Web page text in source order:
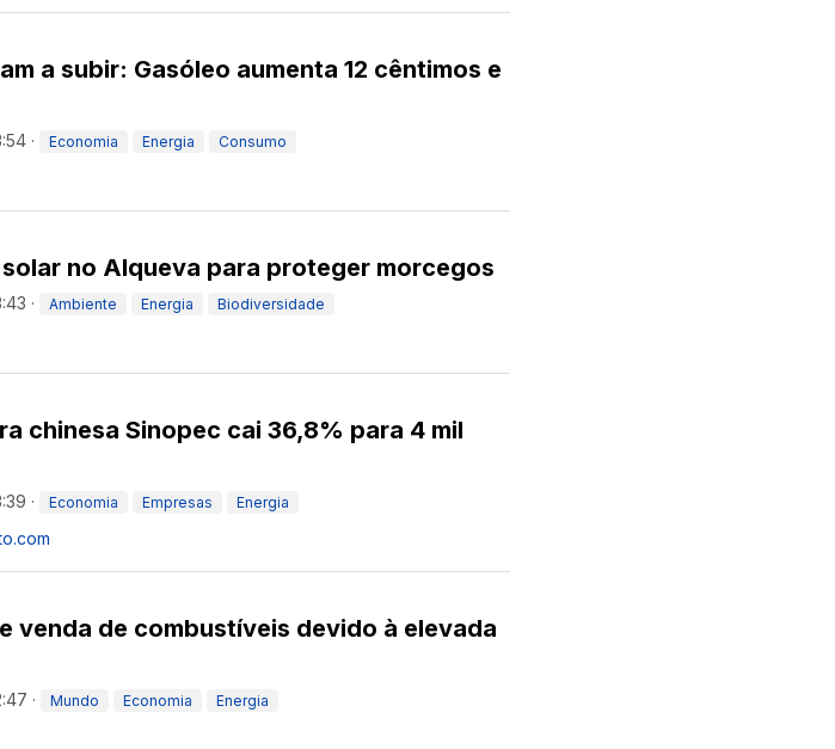
a subir: Gasóleo aumenta 12 cêntimos e
· Economia Energia Consumo
no Alqueva para proteger morcegos
· Ambiente Energia Biodiversidade
chinesa Sinopec cai 36,8% para 4 mil
· Economia Empresas Energia
venda de combustíveis devido à elevada
· Mundo Economia Energia